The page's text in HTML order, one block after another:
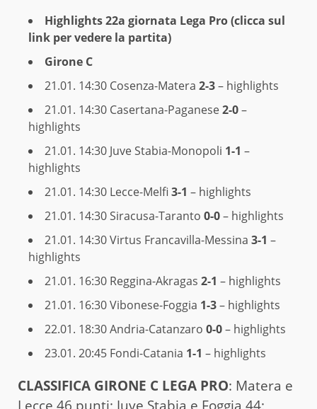
Highlights 22a giornata Lega Pro (clicca sul
link per vedere la partita)
Girone C
21.01. 14:30 Cosenza-Matera 2-3– highlights
21.01. 14:30 Casertana-Paganese2-0–
highlights
21.01. 14:30 Juve Stabia-Monopoli 1-1 –
highlights
21.01. 14:30 Lecce-Melfi 3-1 – highlights
21.01. 14:30Siracusa-Taranto 0-0– highlights
21.01. 14:30Virtus Francavilla-Messina 3-1 –
highlights
21.01. 16:30 Reggina-Akragas 2-1 – highlights
21.01. 16:30Vibonese-Foggia 1-3– highlights
22.01. 18:30Andria-Catanzaro 0-0– highlights
23.01. 20:45 Fondi-Catania 1-1 – highlights
CLAS­SI­FI­CA GIRONE C LEGA PRO: Matera e